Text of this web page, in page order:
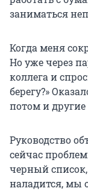
заниматься
Когда меня
Но уже через
коллега и
берегу?»
потом и
Руководство
сейчас
черный список,
наладится, мы